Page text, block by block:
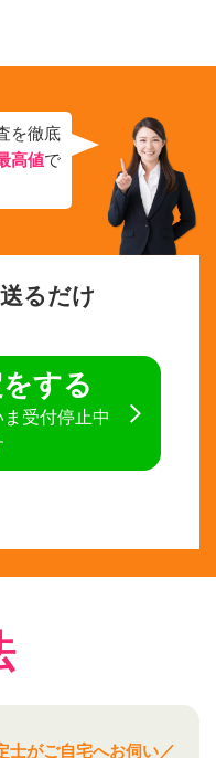
を徹底
高値で
るだけ
する
受付停止中
士がご自宅へお伺い／